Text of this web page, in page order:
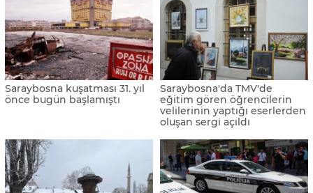
Saraybosna kuşatması 31. yıl
önce bugün başlamıştı
Saraybosna'da TMV'de
eğitim gören öğrencilerin
velilerinin yaptığı eserlerden
oluşan sergi açıldı